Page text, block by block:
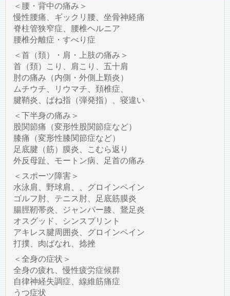
＜腰・背中の痛み＞
慢性腰痛、ギックリ腰、坐骨神経痛
脊柱管狭窄症、腰椎ヘルニア
腰椎分離症・すべり症
＜首（頚）・肩・上肢の痛み＞
首（頚）こり、肩こり、五十肩
肘の痛み（内側・外側上顆炎）
ムチウチ、リウマチ、頚椎症、
腱鞘炎、ばね指（弾発指）、寝違い
＜下半身の痛み＞
股関節痛（変形性股関節症など）
膝痛（変形性膝関節症など）
足底腱（筋）膜炎、こむら返り
外反母趾、モートン病、足首の痛み
＜スポーツ障害＞
水泳肩、野球肩、、グロインペイン
ゴルフ肘、テニス肘、足底筋膜炎
腸脛靭帯炎、ジャンパー膝、鵞足炎
オスグッド、シンスプリント
アキレス腱周囲炎、グロインペイン
打撲、肉ばなれ、捻挫
＜全身の症状＞
全身の疲れ、慢性疲労症候群
自律神経失調症、線維筋痛症
うつ症状